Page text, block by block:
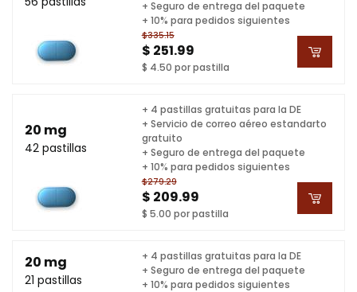
$335.15
$ 251.99
$ 4.50 por pastilla
+ Seguro de entrega del paquete
+ 10% para pedidos siguientes
20 mg
42 pastillas
$279.29
$ 209.99
$ 5.00 por pastilla
+ 4 pastillas gratuitas para la DE
+ Servicio de correo aéreo estandarto
gratuito
+ Seguro de entrega del paquete
+ 10% para pedidos siguientes
20 mg
21 pastillas
+ 4 pastillas gratuitas para la DE
+ Seguro de entrega del paquete
+ 10% para pedidos siguientes